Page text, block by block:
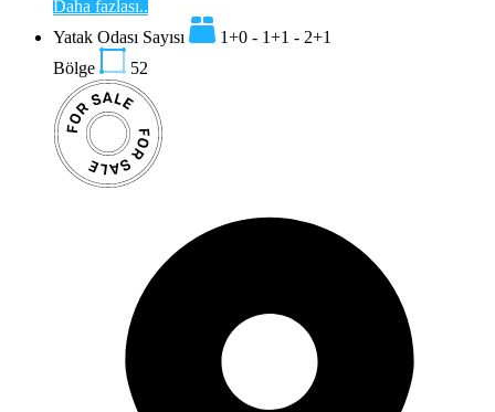
Daha fazlası..
Yatak Odası Sayısı
1+0 - 1+1 - 2+1
Bölge
52